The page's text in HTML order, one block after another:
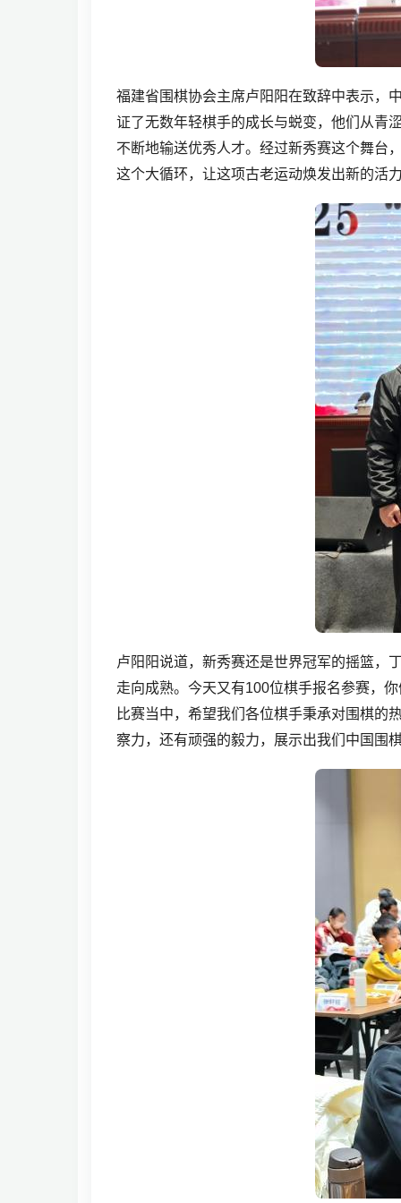
福建省围棋协会主席卢阳阳在致辞中表示，
证了无数年轻棋手的成长与蜕变，他们从青
不断地输送优秀人才。经过新秀赛这个舞台
这个大循环，让这项古老运动焕发出新的活
卢阳阳说道，新秀赛还是世界冠军的摇篮，
走向成熟。今天又有100位棋手报名参赛，
比赛当中，希望我们各位棋手秉承对围棋的
察力，还有顽强的毅力，展示出我们中国围